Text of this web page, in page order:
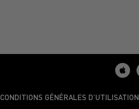
CONDITIONS GÉNÉRALES D’UTILISATION